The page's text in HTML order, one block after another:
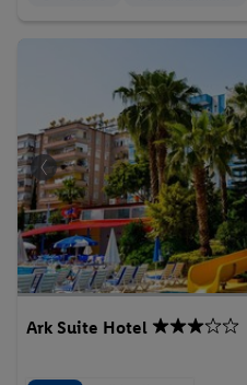
Ark Suite Hotel